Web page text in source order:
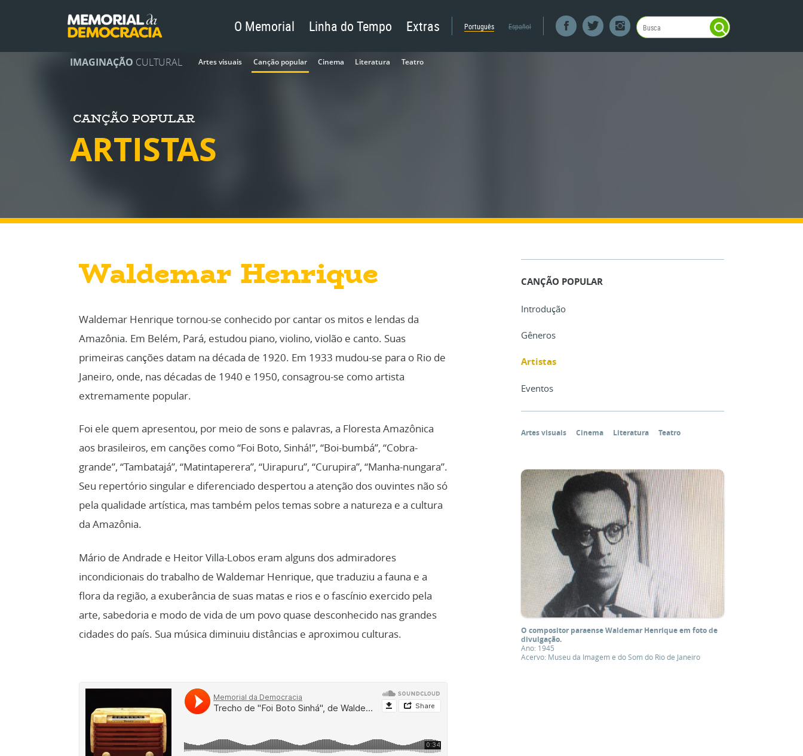
O Memorial Linha do Tempo Extras Português Español
IMAGINAÇÃO CULTURAL Artes visuais Canção popular Cinema Literatura Teatro
CANÇÃO POPULAR
ARTISTAS
Waldemar Henrique
Waldemar Henrique tornou-se conhecido por cantar os mitos e lendas da
Amazônia. Em Belém, Pará, estudou piano, violino, violão e canto. Suas
primeiras canções datam na década de 1920. Em 1933 mudou-se para o Rio de
Janeiro, onde, nas décadas de 1940 e 1950, consagrou-se como artista
extremamente popular.
Foi ele quem apresentou, por meio de sons e palavras, a Floresta Amazônica
aos brasileiros, em canções como “Foi Boto, Sinhá!”, “Boi-bumbá”, “Cobra-
grande”, “Tambatajá”, “Matintaperera”, “Uirapuru”, “Curupira”, “Manha-nungara”.
Seu repertório singular e diferenciado despertou a atenção dos ouvintes não só
pela qualidade artística, mas também pelos temas sobre a natureza e a cultura
da Amazônia.
Mário de Andrade e Heitor Villa-Lobos eram alguns dos admiradores
incondicionais do trabalho de Waldemar Henrique, que traduziu a fauna e a
flora da região, a exuberância de suas matas e rios e o fascínio exercido pela
arte, sabedoria e modo de vida de um povo quase desconhecido nas grandes
cidades do país. Sua música diminuiu distâncias e aproximou culturas.
CANÇÃO POPULAR
Introdução
Gêneros
Artistas
Eventos
Artes visuais Cinema Literatura Teatro
O compositor paraense Waldemar Henrique em foto de
divulgação.
Ano: 1945
Acervo: Museu da Imagem e do Som do Rio de Janeiro